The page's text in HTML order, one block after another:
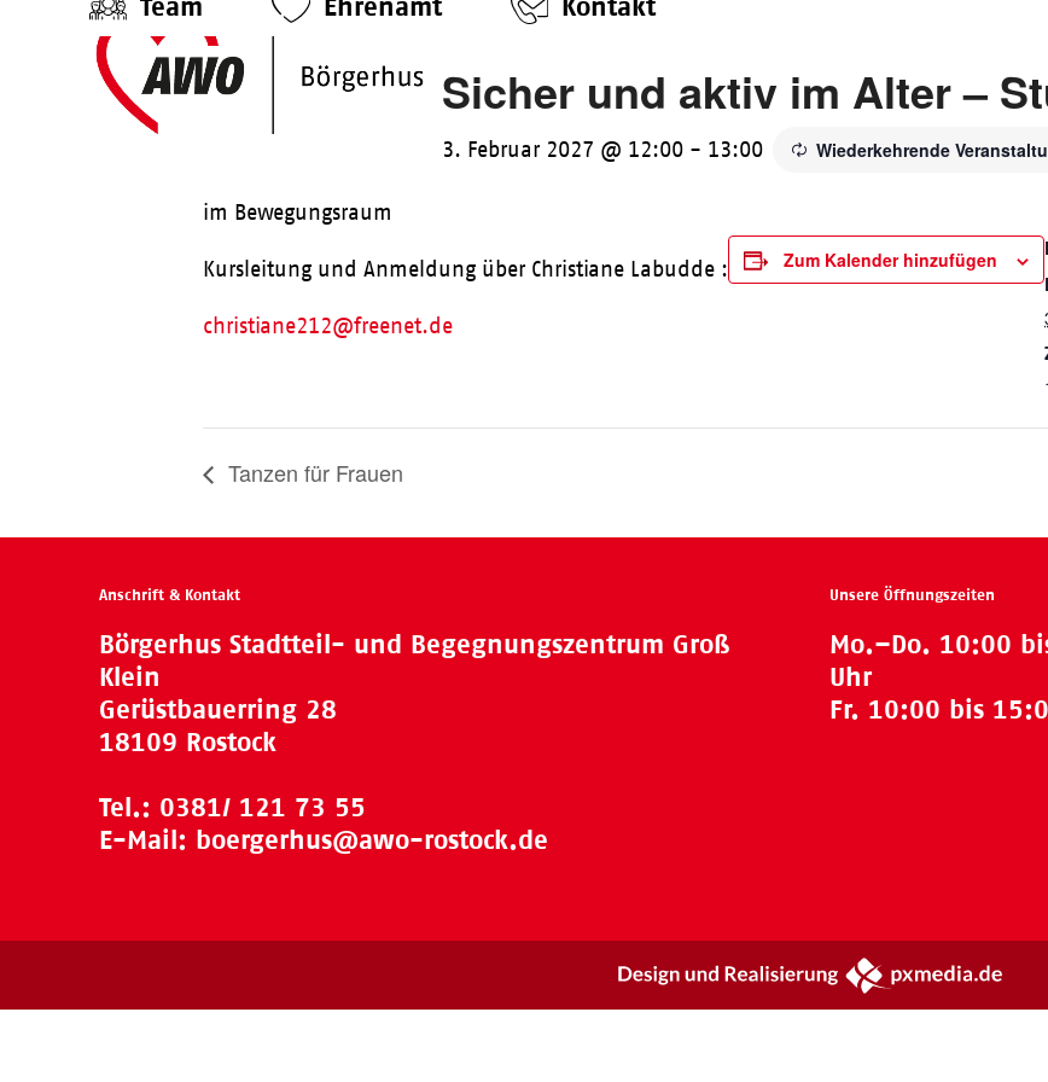
Team Ehrenamt Kontakt
Sicher und aktiv im Alter –
3. Februar 2027 @ 12:00- 13:00 Wiederkehrende
im Bewegungsraum
Kursleitung und Anmeldung über Christiane Labudde :
christiane212@freenet.de
Zum Kalender hinzufügen
Tanzen für Frauen
Anschrift & Kontakt
Börgerhus Stadtteil- und Begegnungszentrum Groß
Klein
Gerüstbauerring 28
18109 Rostock
Tel.: 0381/ 121 73 55
E-Mail: boergerhus@awo-rostock.de
Unsere Öffnungszeiten
Mo.–Do. 10:00
Uhr
Fr. 10:00 bis